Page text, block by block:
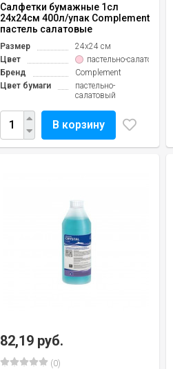
Салфетки бумажные 1сл
24х24см 400л/упак Complement
пастель салатовые
Размер
24х24 см
Цвет
пастельно-салатовый
Бренд
Complement
Цвет бумаги
пастельно-
салатовый
В корзину
82,19 руб.
(0)